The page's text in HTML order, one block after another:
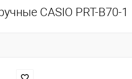
CASIO PRT-B70-1